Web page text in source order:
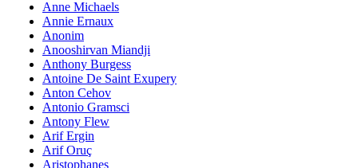
Anne Michaels
Annie Ernaux
Anonim
Anooshirvan Miandji
Anthony Burgess
Antoine De Saint Exupery
Anton Cehov
Antonio Gramsci
Antony Flew
Arif Ergin
Arif Oruç
Aristophanes